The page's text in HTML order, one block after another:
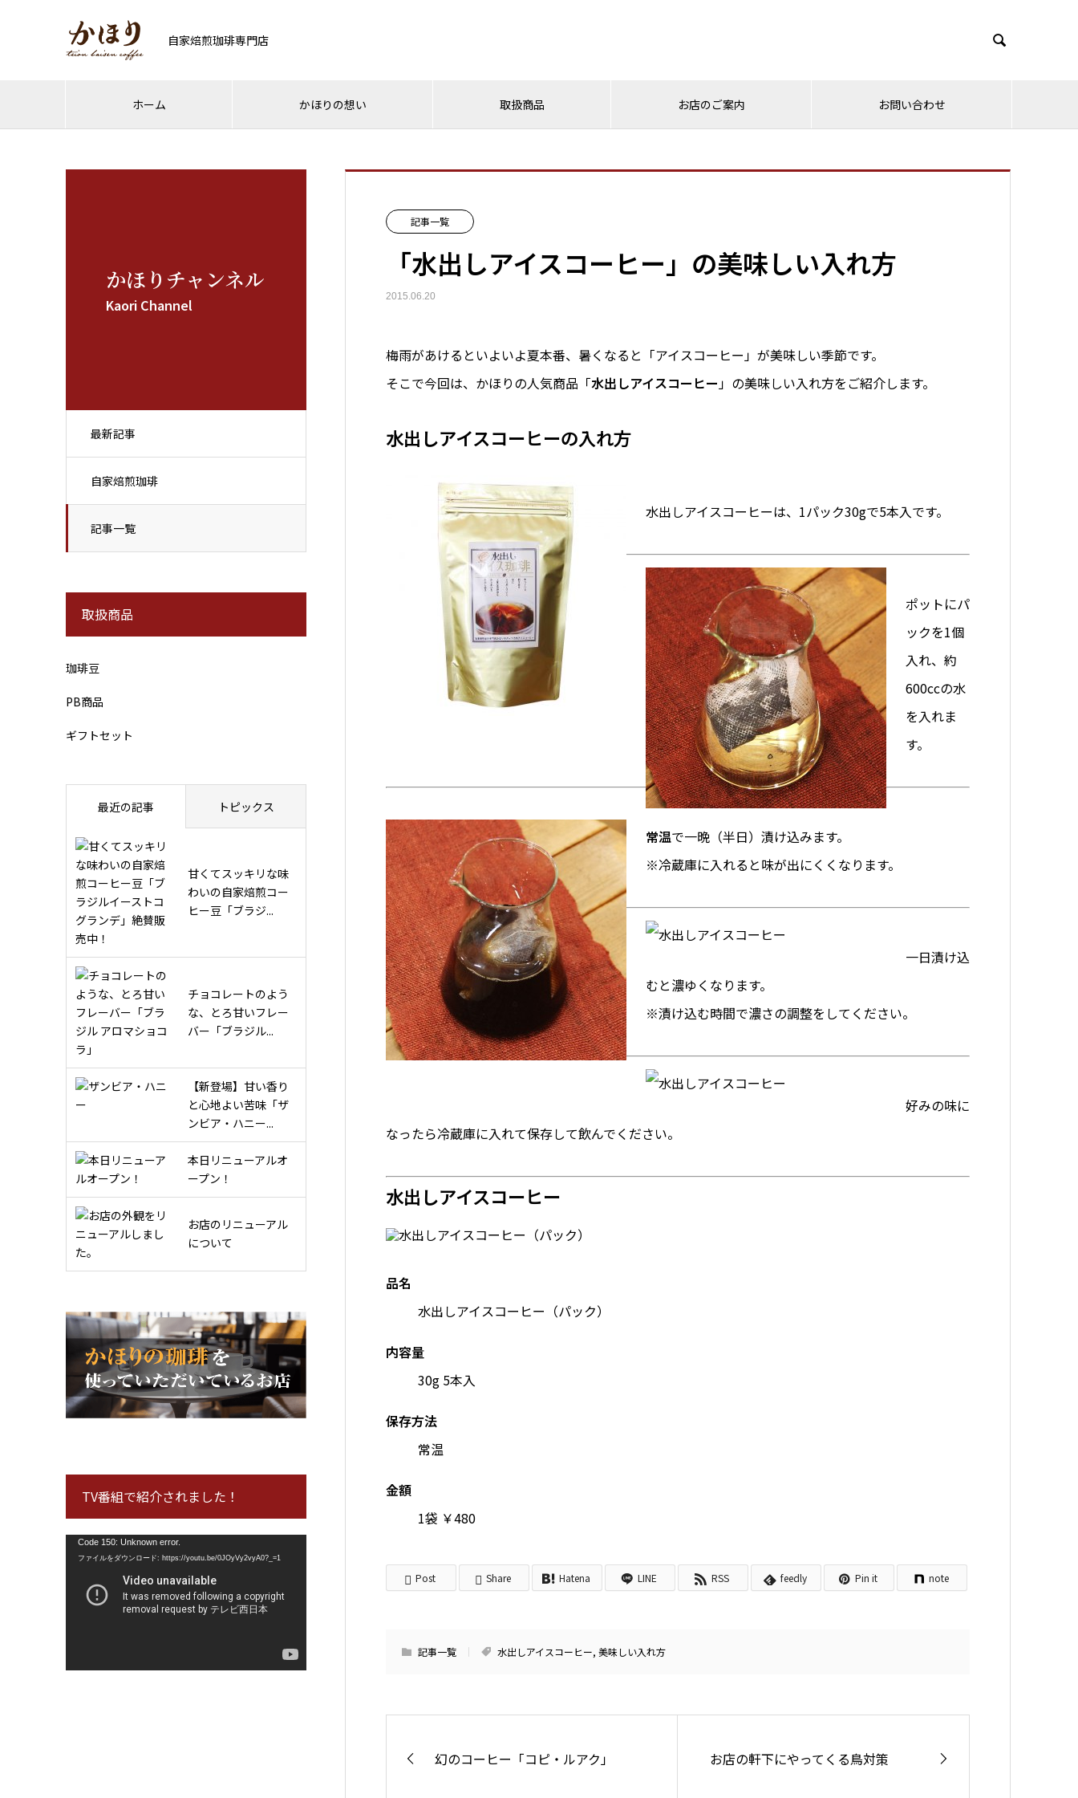
自家焙煎珈琲専門店 
ホーム かほりの想い 取扱商品 お店のご案内 お問い合わせ
かほりチャンネル
Kaori Channel
最新記事
自家焙煎珈琲
記事一覧
記事一覧
「水出しアイスコーヒー」の美味しい入れ方
2015.06.20
梅雨があけるといよいよ夏本番、暑くなると「アイスコーヒー」が美味しい季節です。
そこで今回は、かほりの人気商品「水出しアイスコーヒー」の美味しい入れ方をご紹介します。
水出しアイスコーヒーの入れ方
水出しアイスコーヒーは、1パック30gで5本入です。
ポットにパ
ックを1個
入れ、約
600ccの水
を入れま
す。
常温で一晩（半日）漬け込みます。
※冷蔵庫に入れると味が出にくくなります。
一日漬け込
むと濃ゆくなります。
※漬け込む時間で濃さの調整をしてください。
好みの味に
なったら冷蔵庫に入れて保存して飲んでください。
水出しアイスコーヒー
品名
水出しアイスコーヒー（パック）
内容量
30g 5本入
保存方法
常温
金額
1袋 ￥480
Post Share Hatena LINE RSS feedly Pin it note
記事一覧 水出しアイスコーヒー, 美味しい入れ方
幻のコーヒー「コピ・ルアク」 お店の軒下にやってくる鳥対策
取扱商品
珈琲豆
PB商品
ギフトセット
最近の記事 トピックス
甘くてスッキリな味
わいの自家焙煎コー
ヒー豆「ブラジ...
チョコレートのよう
な、とろ甘いフレー
バー「ブラジル...
【新登場】甘い香り
と心地よい苦味「ザ
ンビア・ハニー...
本日リニューアルオ
ープン！
お店のリニューアル
について
TV番組で紹介されました！
Code 150: Unknown error.
ファイルをダウンロード: https://youtu.be/0JOyVy2vyA0?_=1